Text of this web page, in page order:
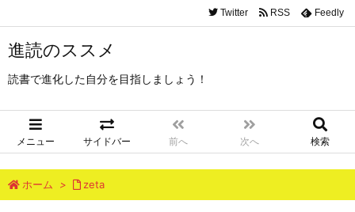
進読のススメ
読書で進化した自分を目指しましょう！
メニュー サイドバー 前へ 次へ 検索
Twitter RSS Feedly
ホーム > zeta